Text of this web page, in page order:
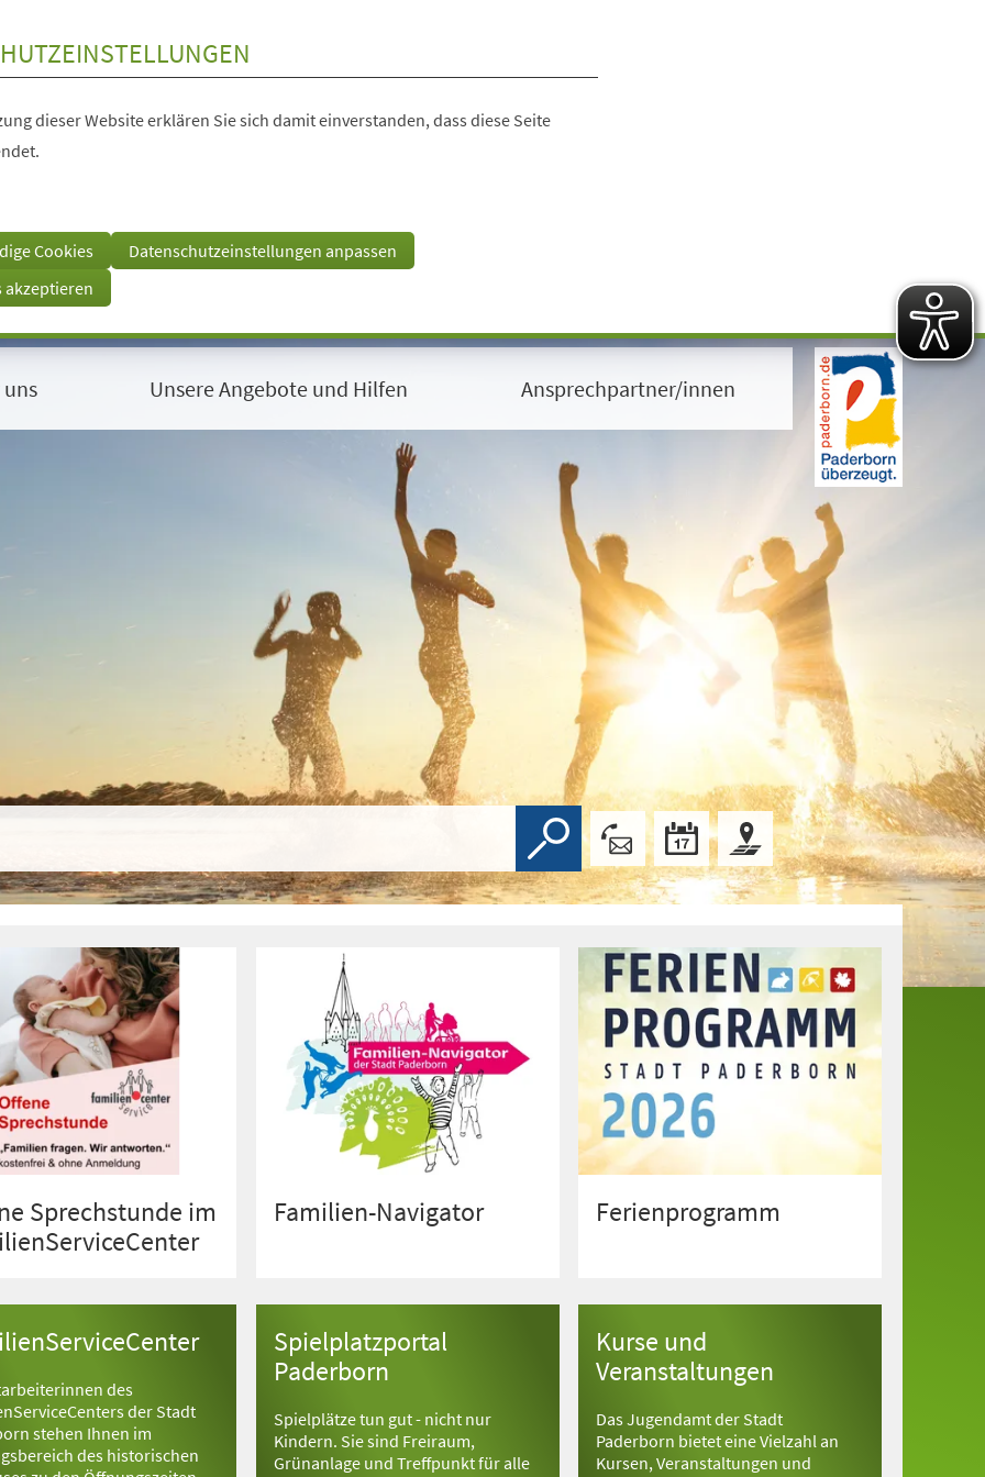
dieser Website erklären Sie sich damit einverstanden, dass diese Seite
Cookies
Datenschutzeinstellungen anpassen
akzeptieren
Unsere Angebote und Hilfen Ansprechpartner/innen
Sprechstunde im
Familien-Navigator Ferienprogramm
des
der Stadt
stehen Ihnen im
des historischen
Spielplatzportal
Paderborn
Spielplätze tun gut - nicht nur
Kindern. Sie sind Freiraum,
Grünanlage und Treffpunkt für alle
Kurse und
Veranstaltungen
Das Jugendamt der Stadt
Paderborn bietet eine Vielzahl an
Kursen, Veranstaltungen und